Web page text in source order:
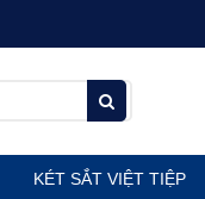
KÉT SẮT VIỆT TIỆP